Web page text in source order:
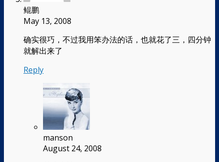
鲲鹏
May 13, 2008
确实很巧，不过我用笨办法的话，也就花了三，四分钟
就解出来了
Reply
manson
August 24, 2008